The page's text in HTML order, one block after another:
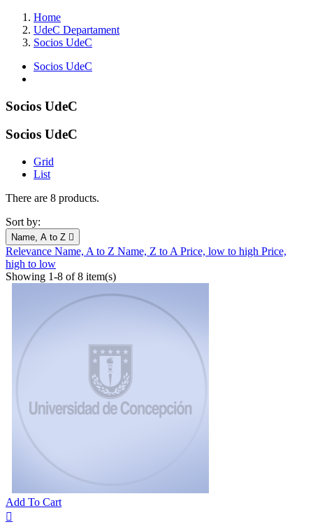
Home
UdeC Departament
Socios UdeC
Socios UdeC
Socios UdeC
Socios UdeC
Grid
List
There are 8 products.
Sort by:
Name, A to Z 
Relevance Name, A to Z Name, Z to A Price, low to high Price,
high to low
Showing 1-8 of 8 item(s)
Add To Cart
